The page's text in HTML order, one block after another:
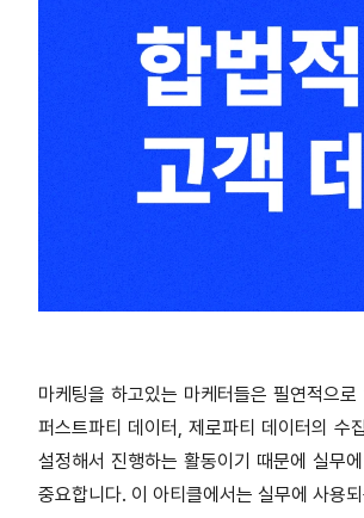
마케팅을 하고있는 마케터들은 필연적으
퍼스트파티 데이터, 제로파티 데이터의 수
설정해서 진행하는 활동이기 때문에 실무
중요합니다. 이 아티클에서는 실무에 사용